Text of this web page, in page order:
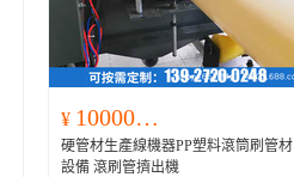
¥ 1000000.00
硬管材生產線機器PP塑料滾筒刷管材
設備 滾刷管擠出機